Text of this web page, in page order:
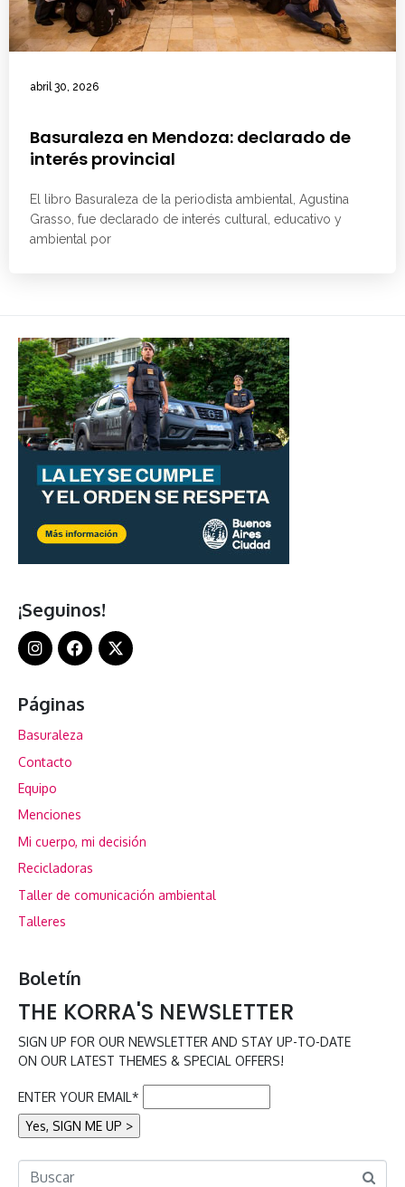
abril 30, 2026
Basuraleza en Mendoza: declarado de
interés provincial
El libro Basuraleza de la periodista ambiental, Agustina
Grasso, fue declarado de interés cultural, educativo y
ambiental por
¡Seguinos!
Páginas
Basuraleza
Contacto
Equipo
Menciones
Mi cuerpo, mi decisión
Recicladoras
Taller de comunicación ambiental
Talleres
Boletín
THE KORRA'S NEWSLETTER
SIGN UP FOR OUR NEWSLETTER AND STAY UP-TO-DATE
ON OUR LATEST THEMES & SPECIAL OFFERS!
ENTER YOUR EMAIL*